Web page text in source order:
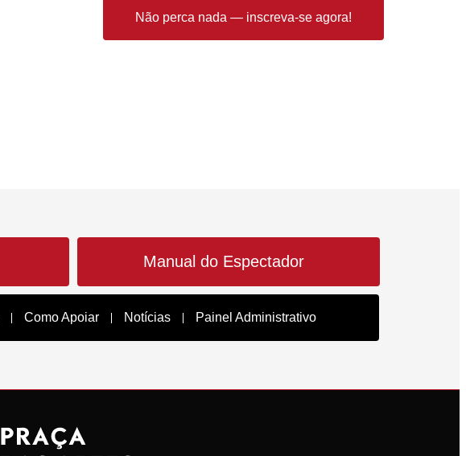
Não perca nada — inscreva-se agora!
Manual do Espectador
Como Apoiar Notícias Painel Administrativo